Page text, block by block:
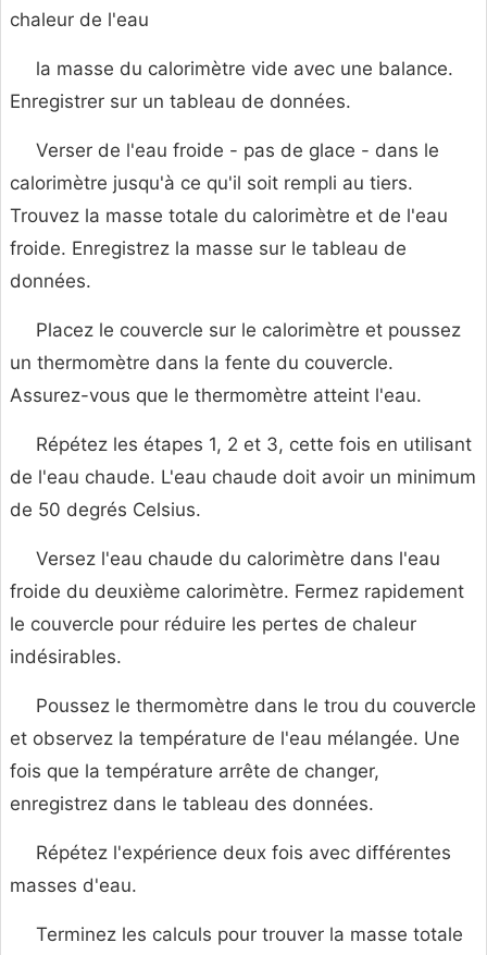
chaleur de l'eau
la masse du calorimètre vide avec une balance.
Enregistrer sur un tableau de données.
Verser de l'eau froide - pas de glace - dans le
calorimètre jusqu'à ce qu'il soit rempli au tiers.
Trouvez la masse totale du calorimètre et de l'eau
froide. Enregistrez la masse sur le tableau de
données.
Placez le couvercle sur le calorimètre et poussez
un thermomètre dans la fente du couvercle.
Assurez-vous que le thermomètre atteint l'eau.
Répétez les étapes 1, 2 et 3, cette fois en utilisant
de l'eau chaude. L'eau chaude doit avoir un minimum
de 50 degrés Celsius.
Versez l'eau chaude du calorimètre dans l'eau
froide du deuxième calorimètre. Fermez rapidement
le couvercle pour réduire les pertes de chaleur
indésirables.
Poussez le thermomètre dans le trou du couvercle
et observez la température de l'eau mélangée. Une
fois que la température arrête de changer,
enregistrez dans le tableau des données.
Répétez l'expérience deux fois avec différentes
masses d'eau.
Terminez les calculs pour trouver la masse totale